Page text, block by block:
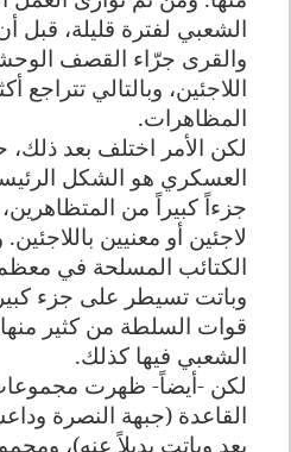
الشعبي لفترة قليلة، قبل
والقرى جرّاء القصف
اللاجئين، وبالتالي تتراجع
المظاهرات.
لكن الأمر اختلف بعد
العسكري هو الشكل
جزءاً كبيراً من
لاجئين أو معنيين
الكتائب المسلحة في
وباتت تسيطر على جزء
قوات السلطة من كثير
الشعبي فيها كذلك.
لكن -أيضاً- ظهرت
القاعدة (جبهة النصرة
بعد وباتت بديلاً عنه)،